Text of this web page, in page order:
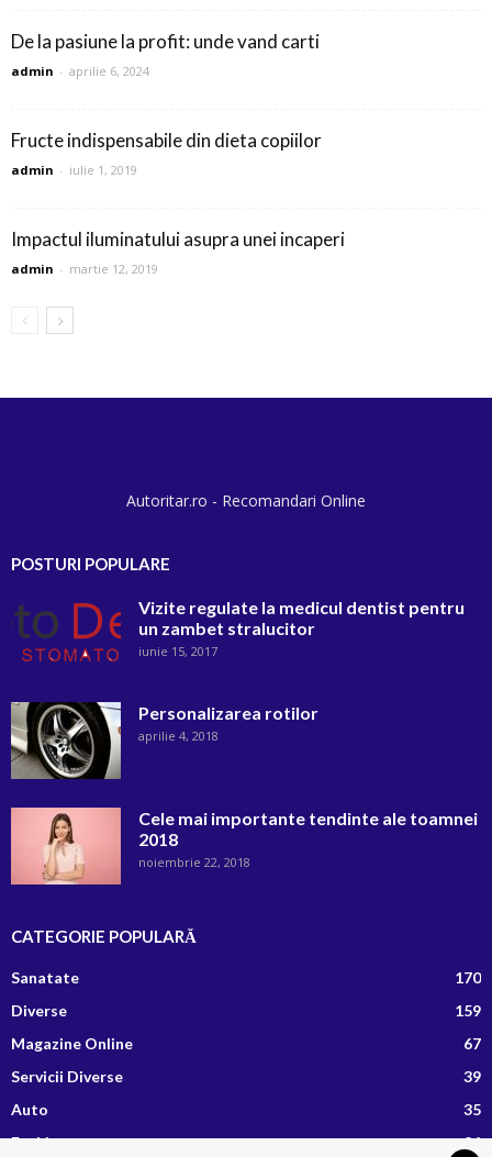
De la pasiune la profit: unde vand carti
admin - aprilie 6, 2024
Fructe indispensabile din dieta copiilor
admin - iulie 1, 2019
Impactul iluminatului asupra unei incaperi
admin - martie 12, 2019
Autoritar.ro - Recomandari Online
POSTURI POPULARE
Vizite regulate la medicul dentist pentru
un zambet stralucitor
iunie 15, 2017
Personalizarea rotilor
aprilie 4, 2018
Cele mai importante tendinte ale toamnei
2018
noiembrie 22, 2018
CATEGORIE POPULARĂ
Sanatate
170
Diverse
159
Magazine Online
67
Servicii Diverse
39
Auto
35
Fashion
26